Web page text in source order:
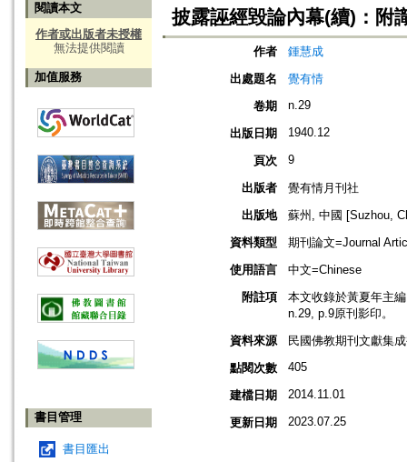
閱讀本文
作者或出版者未授權
無法提供閱讀
加值服務
書目管理
書目匯出
披露誣經毀論內幕(續)：附
作者
鍾慧成
出處題名
覺有情
卷期
n.29
出版日期 1940.12
頁次 9
出版者
覺有情月刊社
出版地
蘇州, 中國 [Suzhou,
資料類型
期刊論文=Journal
使用語言
中文=Chinese
附註項
本文收錄於黃夏年主
n.29, p.9原刊影印。
資料來源
民國佛教期刊文獻集
點閱次數
405
建檔日期 2014.11.01
更新日期 2023.07.25